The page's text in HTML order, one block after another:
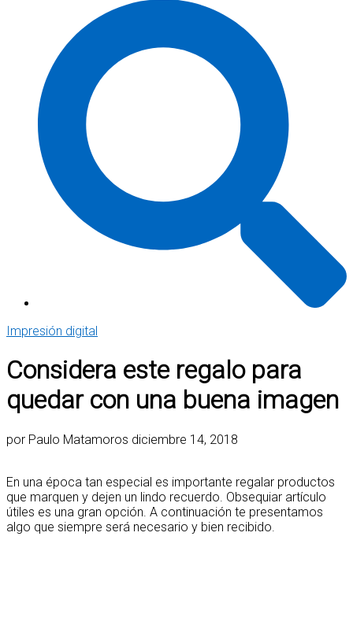
Impresión digital
Considera este regalo para
quedar con una buena imagen
por Paulo Matamoros diciembre 14, 2018
En una época tan especial es importante regalar productos
que marquen y dejen un lindo recuerdo. Obsequiar artículo
útiles es una gran opción. A continuación te presentamos
algo que siempre será necesario y bien recibido.